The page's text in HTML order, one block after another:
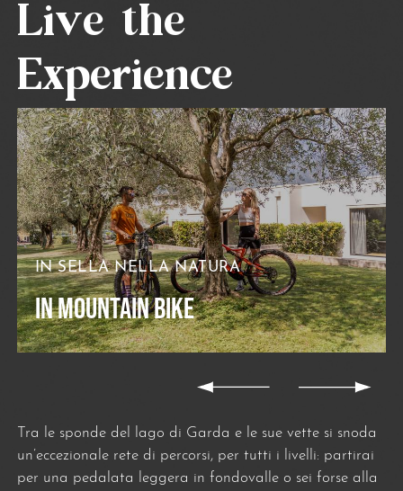
Live the
Experience
IN SELLA NELLA NATURA
IN MOUNTAIN BIKE
Tra le sponde del lago di Garda e le sue vette si snoda
un’eccezionale rete di percorsi, per tutti i livelli: partirai
per una pedalata leggera in fondovalle o sei forse alla